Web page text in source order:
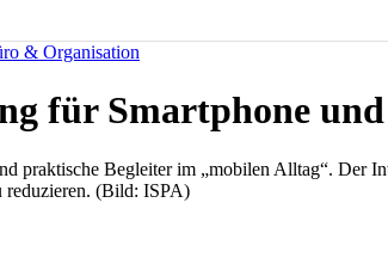
& Organisation
für Smartphone
praktische Begleiter im „mobilen Alltag“. Der
reduzieren. (Bild: ISPA)